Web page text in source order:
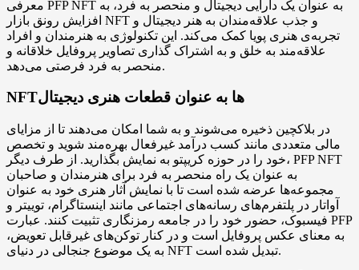
معرفی PFP NFT به عنوان یک دارایی دیجیتال و منحصر به فرد، به
افزایش رونق بازار NFT و جذب علاقه‌مندان به هنر دیجیتال و
تجربه‌ی هنری پویا کمک می‌کند. این تکنولوژی به هنرمندان و افراد
علاقه‌مند به خلق و به اشتراک گذاری تصاویر پروفایل خلاقانه و
منحصر به فرد فرصتی می‌دهد.
NFTها به عنوان قطعات هنری دیجیتال
در بلاکچین ذخیره می‌شوند و به شما امکان می‌دهند تا از مزایای
مالی متعددی مانند کسب درآمد غیرفعال بهره‌مند شوید و تخصص
خود را در حوزه کریپتو به نمایش بگذارید. از طرف دیگر، PFP NFT
به عنوان یک راه منحصر به فرد برای هنرمندان و صاحبان
مجموعه‌ها عرضه شده است تا با نمایش آثار هنری خود به عنوان
آواتار در پلتفرم‌های رسانه‌های اجتماعی مانند اینستاگرام، توییتر و
فیسبوک، حضور خود را در جامعه رمزنگاری تثبیت کنند. عبارت PFP
به معنای عکس پروفایل است و در کنار توکن‌های غیرقابل تعویض،
به یک موضوع جنجالی در دنیای NFT تبدیل شده است.